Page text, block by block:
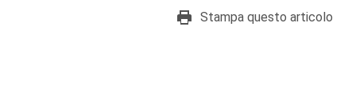
Stampa questo articolo